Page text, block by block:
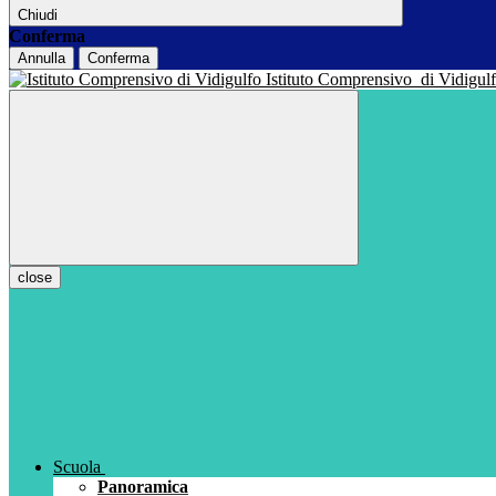
Chiudi
Conferma
Annulla Conferma
Istituto Comprensivo di
close
Scuola
Panoramica